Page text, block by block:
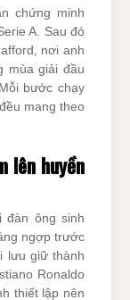
chứng minh
A. Sau đó
nơi anh
mùa giải đầu
bước chạy
mang theo
lên huyền
đàn ông sinh
ngợp trước
lưu giữ thành
Ronaldo
thiết lập nên